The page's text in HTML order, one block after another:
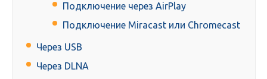
Подключение через AirPlay
Подключение Miracast или Chromecast
Через USB
Через DLNA